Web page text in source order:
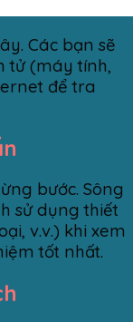
Các bạn sẽ
tử (máy tính,
để tra
bước. Sông
sử dụng thiết
v.v.) khi xem
tốt nhất.